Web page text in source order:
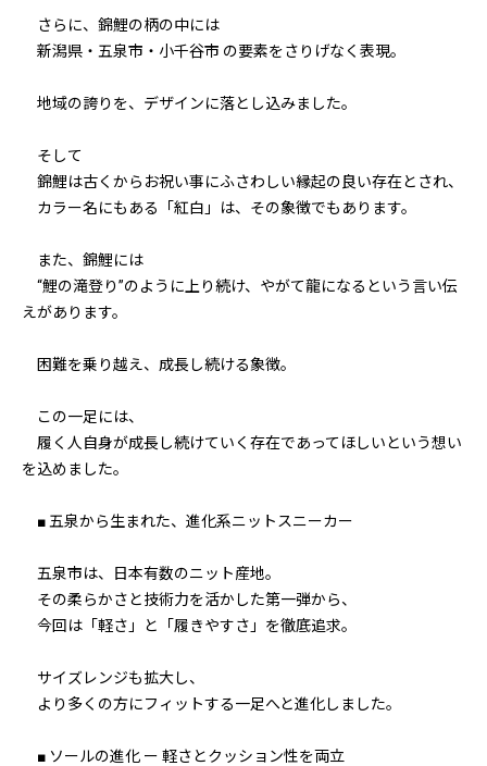
さらに、錦鯉の柄の中には
新潟県・五泉市・小千谷市 の要素をさりげなく表現。
地域の誇りを、デザインに落とし込みました。
そして――
錦鯉は古くからお祝い事にふさわしい縁起の良い存在とされ、
カラー名にもある「紅白」は、その象徴でもあります。
また、錦鯉には
“鯉の滝登り”のように上り続け、やがて龍になるという言い伝
えがあります。
困難を乗り越え、成長し続ける象徴。
この一足には、
履く人自身が成長し続けていく存在であってほしいという想い
を込めました。
■ 五泉から生まれた、進化系ニットスニーカー
五泉市は、日本有数のニット産地。
その柔らかさと技術力を活かした第一弾から、
今回は「軽さ」と「履きやすさ」を徹底追求。
サイズレンジも拡大し、
より多くの方にフィットする一足へと進化しました。
■ ソールの進化 ー 軽さとクッション性を両立